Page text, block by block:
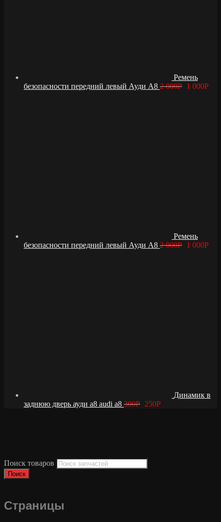
Ремень
безопасности передний левый Ауди А8 2 000Р 1 000Р
Ремень
безопасности передний левый Ауди А8 2 000Р 1 000Р
Динамик в
заднюю дверь ауди а8 audi a8 300Р 250Р
Поиск товаров
Поиск
Страницы